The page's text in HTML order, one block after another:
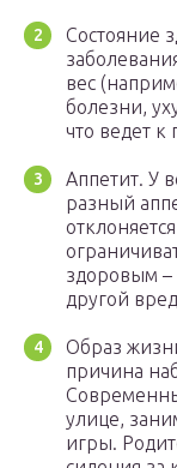
Состояние
вес
болезни,
что ведет к
Аппетит. У
разный
здоровым –
другой
Образ
причина
улице,
игры.